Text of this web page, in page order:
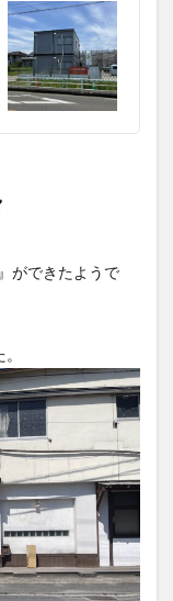
』ができたようで